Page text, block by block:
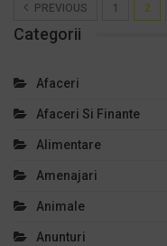
PREVIOUS 1 2
Categorii
Afaceri
Afaceri Si Finante
Alimentare
Amenajari
Animale
Anunturi